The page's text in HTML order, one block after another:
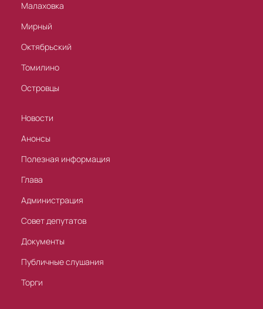
Малаховка
Мирный
Октябрьский
Томилино
Островцы
Новости
Анонсы
Полезная информация
Глава
Администрация
Совет депутатов
Документы
Публичные слушания
Торги